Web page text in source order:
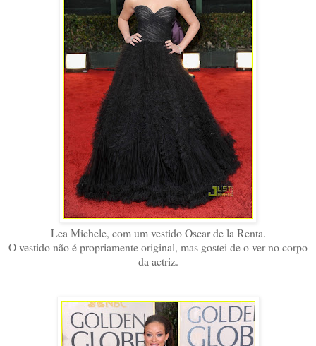
Lea Michele, com um vestidoOscar de la Renta.
O vestido não é propriamente original, mas gostei de o ver no corpo
da actriz.